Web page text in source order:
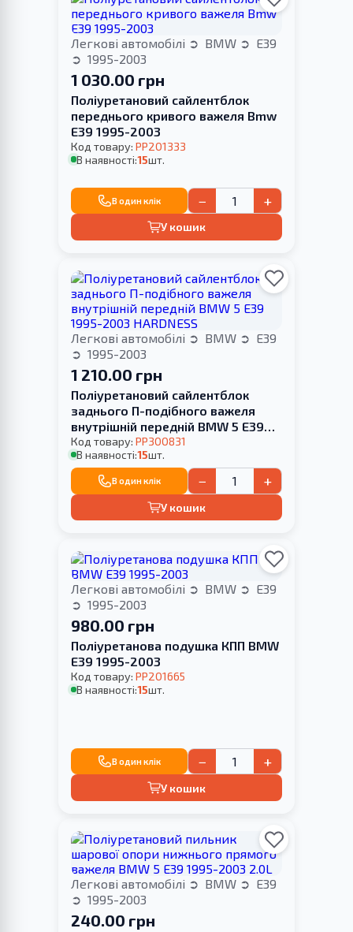
Легкові автомобілі BMW
E39
1995-2003
1 030.00 грн
Поліуретановий сайлентблок
переднього кривого важеля Bmw
E39 1995-2003
Код товару: PP201333
В наявності:15шт.
В один клік − +
У кошик
Легкові автомобілі BMW
E39
1995-2003
1 210.00 грн
Поліуретановий сайлентблок
заднього П-подібного важеля
внутрішній передній BMW 5 E39
1995-2003 HARDNESS
Код товару: PP300831
В наявності:15шт.
В один клік − +
У кошик
Легкові автомобілі BMW
E39
1995-2003
980.00 грн
Поліуретанова подушка КПП BMW
E39 1995-2003
Код товару: PP201665
В наявності:15шт.
В один клік − +
У кошик
Легкові автомобілі BMW
E39
1995-2003
240.00 грн